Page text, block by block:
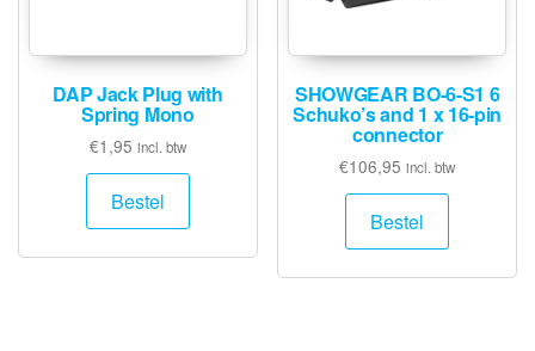
DAP Jack Plug with
Spring Mono
€1,95 incl. btw
Bestel
SHOWGEAR BO-6-S1 6
Schuko’s and 1 x 16-pin
connector
€106,95 incl. btw
Bestel